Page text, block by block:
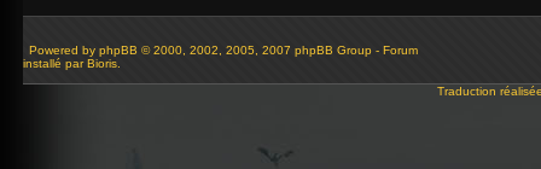
Powered by phpBB © 2000, 2002, 2005, 2007 phpBB Group - Forum
installé par Bioris.
Traduction